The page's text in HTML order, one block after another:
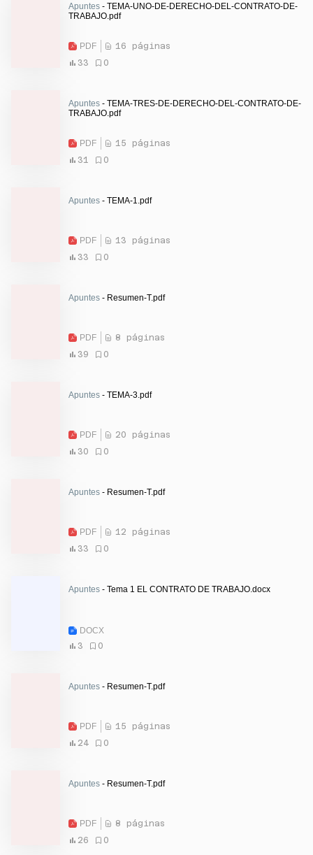
Apuntes - TEMA-UNO-DE-DERECHO-DEL-CONTRATO-DE-
TRABAJO.pdf
PDF
16 páginas
33
0
Apuntes - TEMA-TRES-DE-DERECHO-DEL-CONTRATO-DE-
TRABAJO.pdf
PDF
15 páginas
31
0
Apuntes - TEMA-1.pdf
PDF
13 páginas
33
0
Apuntes - Resumen-T.pdf
PDF
8 páginas
39
0
Apuntes - TEMA-3.pdf
PDF
20 páginas
30
0
Apuntes - Resumen-T.pdf
PDF
12 páginas
33
0
Apuntes - Tema 1 EL CONTRATO DE TRABAJO.docx
DOCX
3
0
Apuntes - Resumen-T.pdf
PDF
15 páginas
24
0
Apuntes - Resumen-T.pdf
PDF
8 páginas
26
0